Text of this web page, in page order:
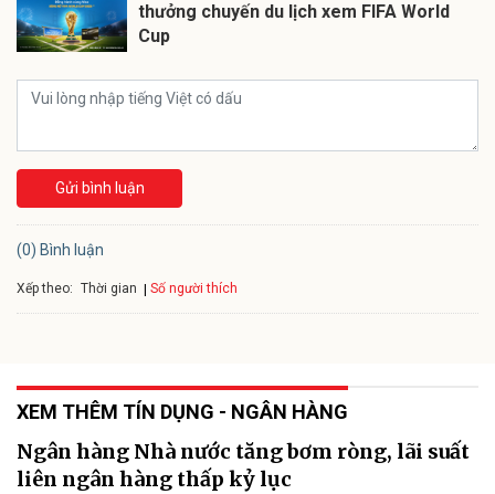
thưởng chuyến du lịch xem FIFA World
Cup
Gửi bình luận
(0) Bình luận
Xếp theo: Thời gian Số người thích
XEM THÊM TÍN DỤNG - NGÂN HÀNG
Ngân hàng Nhà nước tăng bơm ròng, lãi suất
liên ngân hàng thấp kỷ lục